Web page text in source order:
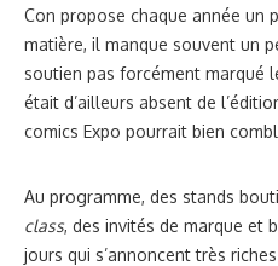
Con propose chaque année un
matière, il manque souvent un
soutien pas forcément marqué
était d’ailleurs absent de
comics Expo pourrait bien
Au programme, des stands
class, des invités de marque et
jours qui s’annoncent très